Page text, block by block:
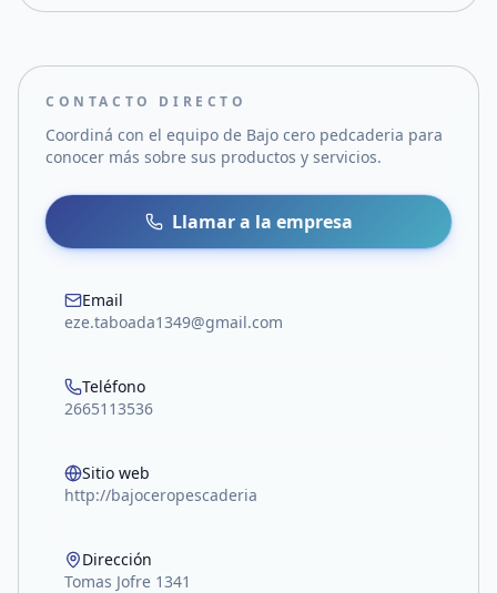
CONTACTO DIRECTO
Coordiná con el equipo de Bajo cero pedcaderia para
conocer más sobre sus productos y servicios.
Llamar a la empresa
Email
eze.taboada1349@gmail.com
Teléfono
2665113536
Sitio web
http://bajoceropescaderia
Dirección
Tomas Jofre 1341